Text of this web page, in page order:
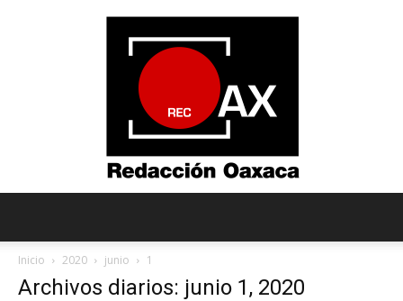
Inicio 2020 junio 1
Archivos diarios: junio 1, 2020